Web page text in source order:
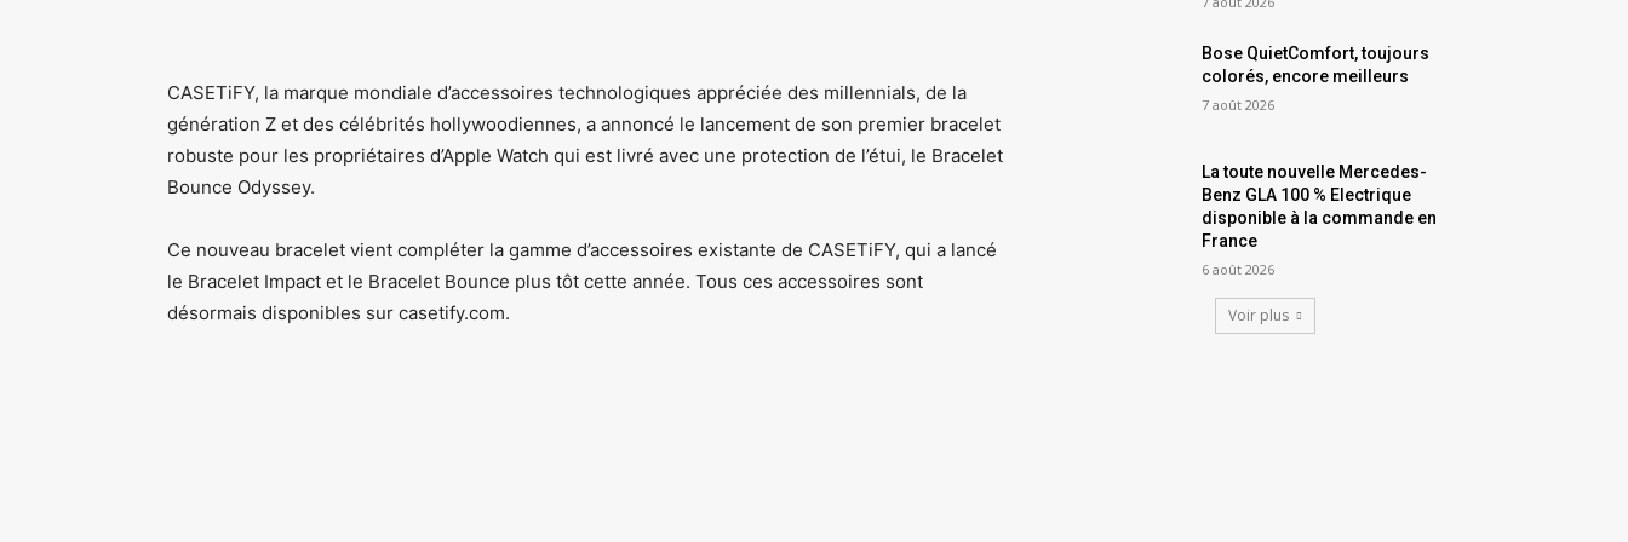
CASETiFY, la marque mondiale d’accessoires technologiques appréciée des millennials, de la
génération Z et des célébrités hollywoodiennes, a annoncé le lancement de son premier bracelet
robuste pour les propriétaires d’Apple Watch qui est livré avec une protection de l’étui, le Bracelet
Bounce Odyssey.
Ce nouveau bracelet vient compléter la gamme d’accessoires existante de CASETiFY, qui a lancé
le Bracelet Impact et le Bracelet Bounce plus tôt cette année. Tous ces accessoires sont
désormais disponibles sur casetify.com.
Bose QuietComfort, toujours
colorés, encore meilleurs
7 août 2026
La toute nouvelle Mercedes-
Benz GLA 100 % Electrique
disponible à la commande en
France
6 août 2026
Voir plus